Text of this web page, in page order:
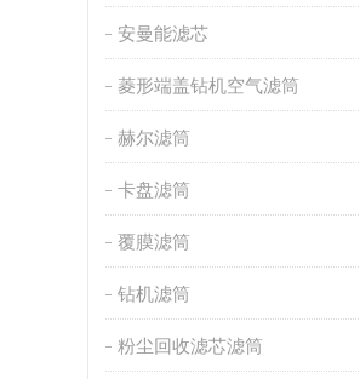
安曼能滤芯
菱形端盖钻机空气滤筒
赫尔滤筒
卡盘滤筒
覆膜滤筒
钻机滤筒
粉尘回收滤芯滤筒